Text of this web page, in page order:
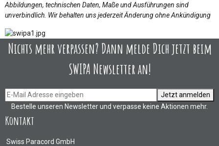
Abbildungen, technischen Daten, Maße und Ausführungen sind
unverbindlich. Wir behalten uns jederzeit Änderung ohne Ankündigung
Nichts mehr verpassen? Dann melde Dich jetzt beim
SWIPA Newsletter an!
Jetzt anmelden
Bestelle unseren Newsletter und verpasse keine Aktionen mehr.
Kontakt
Swiss Paracord GmbH